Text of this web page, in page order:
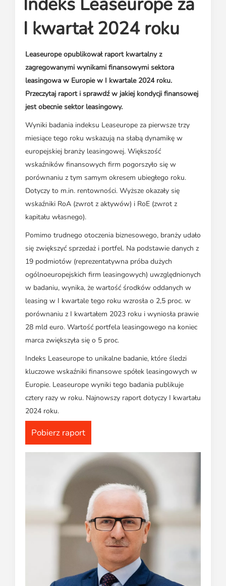
Partnerzy ZPL
Materiały do pobrania
Kontakt dla mediów
Klauzule informacyjne
I kwartał 2024 roku
Leaseurope opublikował raport kwartalny z
zagregowanymi wynikami finansowymi sektora
leasingowa w Europie w I kwartale 2024 roku.
Przeczytaj raport i sprawdź w jakiej kondycji finansowej
jest obecnie sektor leasingowy.
Wyniki badania indeksu Leaseurope za pierwsze trzy
miesiące tego roku wskazują na słabą dynamikę w
europejskiej branży leasingowej. Większość
wskaźników finansowych firm pogorszyło się w
porównaniu z tym samym okresem ubiegłego roku.
Dotyczy to m.in. rentowności. Wyższe okazały się
wskaźniki RoA (zwrot z aktywów) i RoE (zwrot z
kapitału własnego).
Pomimo trudnego otoczenia biznesowego, branży udało
się zwiększyć sprzedaż i portfel. Na podstawie danych z
19 podmiotów (reprezentatywna próba dużych
ogólnoeuropejskich firm leasingowych) uwzględnionych
w badaniu, wynika, że wartość środków oddanych w
leasing w I kwartale tego roku wzrosła o 2,5 proc. w
porównaniu z I kwartałem 2023 roku i wyniosła prawie
28 mld euro. Wartość portfela leasingowego na koniec
marca zwiększyła się o 5 proc.
Indeks Leaseurope to unikalne badanie, które śledzi
kluczowe wskaźniki finansowe spółek leasingowych w
Europie. Leaseurope wyniki tego badania publikuje
cztery razy w roku. Najnowszy raport dotyczy I kwartału
2024 roku.
Pobierz raport